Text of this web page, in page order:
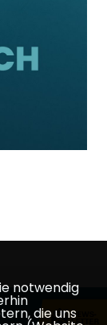
notwendig
die uns